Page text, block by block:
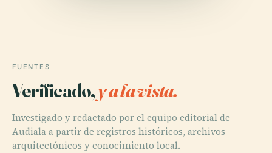
FUENTES
Verificado,y a la vista.
Investigado y redactado por el equipo editorial de
Audiala a partir de registros históricos, archivos
arquitectónicos y conocimiento local.